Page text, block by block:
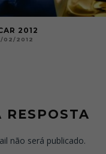
2012
02/2012
RESPOSTA
não será publicado.